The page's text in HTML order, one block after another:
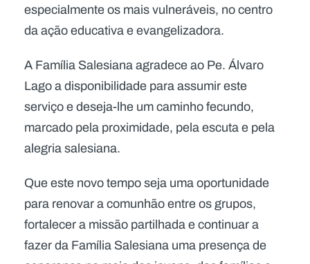
especialmente os mais vulneráveis, no centro
da ação educativa e evangelizadora.
A Família Salesiana agradece ao Pe. Álvaro
Lago a disponibilidade para assumir este
serviço e deseja-lhe um caminho fecundo,
marcado pela proximidade, pela escuta e pela
alegria salesiana.
Que este novo tempo seja uma oportunidade
para renovar a comunhão entre os grupos,
fortalecer a missão partilhada e continuar a
fazer da Família Salesiana uma presença de